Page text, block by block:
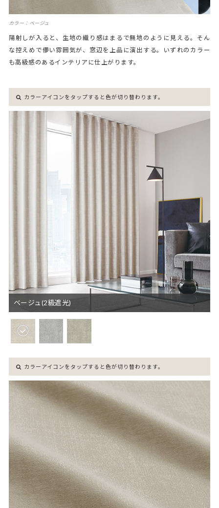
カラー：ベージュ
陽射しが入ると、生地の織り感はまるで無地のように見える。そん
な控えめで儚い雰囲気が、窓辺を上品に演出する。いずれのカラー
も高級感のあるインテリアに仕上がります。
カラーアイコンをタップすると色が切り替わります。
ベージュ(2級遮光)
カラーアイコンをタップすると色が切り替わります。